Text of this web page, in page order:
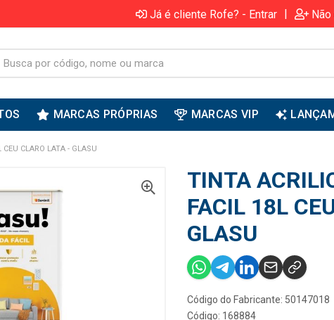
Já é cliente Rofe? - Entrar |
MARCAS PRÓPRIAS MARCAS VIP
CLARO LATA - GLASU
TINTA
FACIL 18L
GLASU
Código do Fabricante: 50147018
Código: 168884